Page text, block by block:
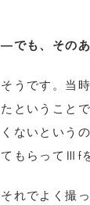
―でも、そのあ
そうです。当
たということ
くないという
てもらってⅢf
それでよく撮